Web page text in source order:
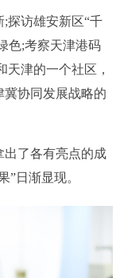
访雄安新区“千
色;考察天津港码
津的一个社区，
协同发展战略的
了各有亮点的成
”日渐显现。